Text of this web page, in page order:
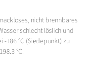
nicht brennbares
schlecht löslich und
186 °C (Siedepunkt) zu
°C.